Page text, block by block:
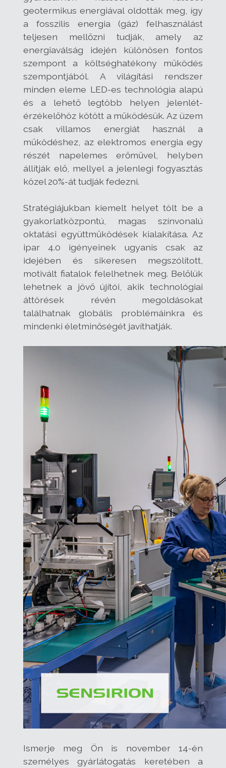
geotermikus energiával oldották meg, így
a fosszilis energia (gáz) felhasználást
teljesen mellőzni tudják, amely az
energiaválság idején különösen fontos
szempont a költséghatékony működés
szempontjából. A világítási rendszer
minden eleme LED-es technológia alapú
és a lehető legtöbb helyen jelenlét-
érzékelőhöz kötött a működésük. Az üzem
csak villamos energiát használ a
működéshez, az elektromos energia egy
részét napelemes erőművel, helyben
állítják elő, mellyel a jelenlegi fogyasztás
közel 20%-át tudják fedezni.
Stratégiájukban kiemelt helyet tölt be a
gyakorlatközpontú, magas színvonalú
oktatási együttműködések kialakítása. Az
ipar 4.0 igényeinek ugyanis csak az
idejében és sikeresen megszólított,
motivált fiatalok felelhetnek meg. Belőlük
lehetnek a jövő újítói, akik technológiai
áttörések révén megoldásokat
találhatnak globális problémáinkra és
mindenki életminőségét javíthatják.
Ismerje meg Ön is november 14-én
személyes gyárlátogatás keretében a